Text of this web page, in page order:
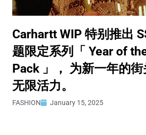
Carhartt WIP 特别推出
题限定系列「 Year of
Pack 」， 为新一年的
无限活力。
FASHION January 15, 2025